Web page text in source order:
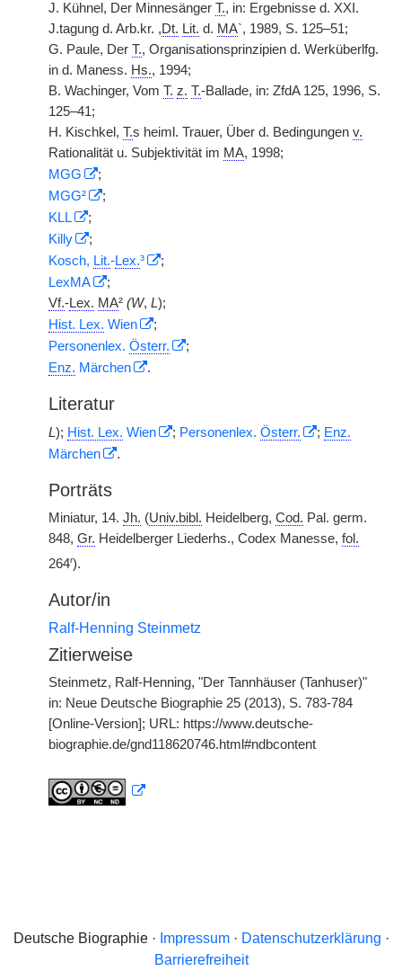
J. Kühnel, Der Minnesänger T., in: Ergebnisse d. XXI.
J.tagung d. Arb.kr. ,Dt. Lit. d. MA`, 1989, S. 125–51;
G. Paule, Der T., Organisationsprinzipien d. Werküberlfg.
in d. Maness. Hs., 1994;
B. Wachinger, Vom T. z. T.-Ballade, in: ZfdA 125, 1996, S.
125–41;
H. Kischkel, T.s heiml. Trauer, Über d. Bedingungen v.
Rationalität u. Subjektivität im MA, 1998;
MGG
;
MGG²
;
KLL
;
Killy
;
Kosch, Lit.-Lex.³
;
LexMA
;
Vf.-Lex. MA² (W, L);
Hist. Lex. Wien
;
Personenlex. Österr.
;
Enz. Märchen .
Literatur
L); Hist. Lex. Wien ; Personenlex. Österr. ; Enz.
Märchen
.
Porträts
Miniatur, 14. Jh. (Univ.bibl. Heidelberg, Cod. Pal. germ.
848, Gr. Heidelberger Liederhs., Codex Manesse, fol.
264r).
Autor/in
Ralf-Henning Steinmetz
Zitierweise
Steinmetz, Ralf-Henning, "Der Tannhäuser (Tanhuser)"
in: Neue Deutsche Biographie 25 (2013), S. 783-784
[Online-Version]; URL: https://www.deutsche-
biographie.de/gnd118620746.html#ndbcontent
Deutsche Biographie · Impressum· Datenschutzerklärung ·
Barrierefreiheit